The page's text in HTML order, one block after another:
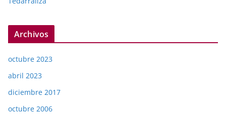
Archivos
octubre 2023
abril 2023
diciembre 2017
octubre 2006